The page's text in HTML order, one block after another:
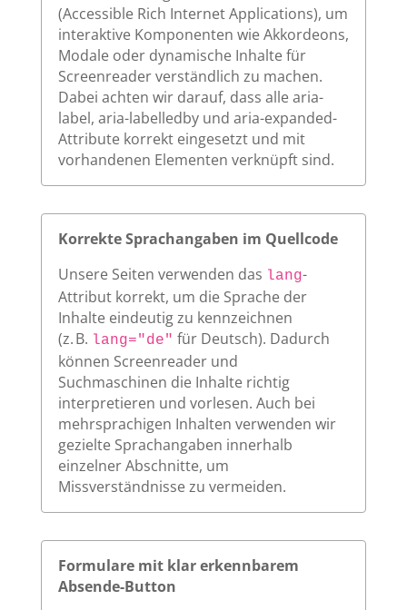
(Accessible Rich Internet Applications), um
interaktive Komponenten wie Akkordeons,
Modale oder dynamische Inhalte für
Screenreader verständlich zu machen.
Dabei achten wir darauf, dass alle aria-
label, aria-labelledby und aria-expanded-
Attribute korrekt eingesetzt und mit
vorhandenen Elementen verknüpft sind.
Korrekte Sprachangaben im Quellcode
Unsere Seiten verwenden das lang-
Attribut korrekt, um die Sprache der
Inhalte eindeutig zu kennzeichnen
(z. B. lang="de" für Deutsch). Dadurch
können Screenreader und
Suchmaschinen die Inhalte richtig
interpretieren und vorlesen. Auch bei
mehrsprachigen Inhalten verwenden wir
gezielte Sprachangaben innerhalb
einzelner Abschnitte, um
Missverständnisse zu vermeiden.
Formulare mit klar erkennbarem
Absende-Button